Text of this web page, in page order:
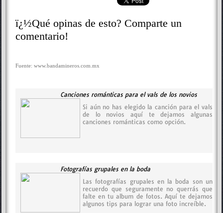
ï¿½Qué opinas de esto? Comparte un
comentario!
Fuente: www.bandamineros.com.mx
Canciones románticas para el vals de los novios
Si aún no has elegido la canción para el vals
de lo novios aquí te dejamos algunas
canciones románticas como opción.
Fotografías grupales en la boda
Las fotografías grupales en la boda son un
recuerdo que seguramente no querrás que
falte en tu album de fotos. Aquí te dejamos
algunos tips para lograr una foto increíble.